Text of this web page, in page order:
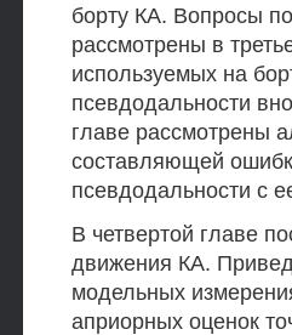
борту КА. Вопросы
рассмотрены в
используемых на
псевдодальности
главе рассмотрены
составляющей
псевдодальности с
В четвертой главе
движения КА.
модельных
априорных оценок